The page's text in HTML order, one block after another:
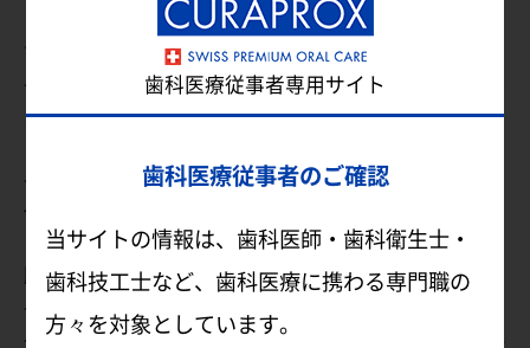
期限を過ぎての変更・キャンセルは承ることが
できません。予めご了承ください。
※お支払いはクレジットカードのみとなり、以下の
カードをご利用頂けます。
※領収書宛名はログインしてお申込みされた場合は
仕様上変更が出来かねるため、
必ずお間違いないかご確認の上、お申込みをお
願いいたします。
※本コースはクーポンコードは適用できません。
※当日の持ち物は特にありません。メモ等を取る必
歯科医療従事者専用サイト
歯科医療従事者のご確認
当サイトの情報は、歯科医師・歯科衛生士・
歯科技工士など、歯科医療に携わる専門職の
方々を対象としています。